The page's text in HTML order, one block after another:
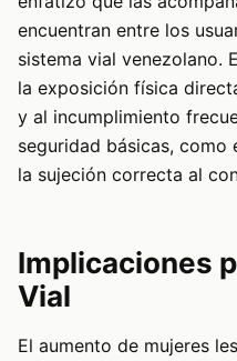
encuentran entre los
sistema vial venezolano.
la exposición física
y al incumplimiento
seguridad básicas,
la sujeción correcta al
Implicaciones
Vial
El aumento de mujeres